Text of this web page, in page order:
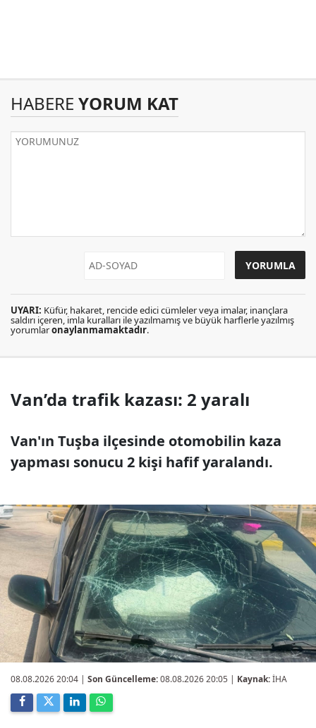
HABERE YORUM KAT
UYARI: Küfür, hakaret, rencide edici cümleler veya imalar, inançlara
saldırı içeren, imla kuralları ile yazılmamış ve büyük harflerle yazılmış
yorumlaronaylanmamaktadır.
Van’da trafik kazası: 2 yaralı
Van'ın Tuşba ilçesinde otomobilin kaza
yapması sonucu 2 kişi hafif yaralandı.
08.08.2026 20:04 | Son Güncelleme:08.08.2026 20:05 | Kaynak:İHA